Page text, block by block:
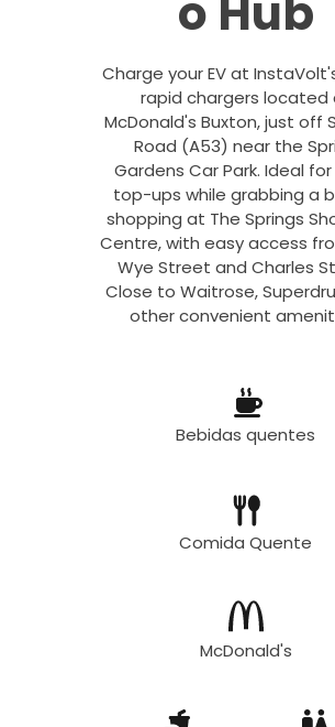
o Hub
Charge your EV at
rapid chargers located
McDonald's Buxton, just off
Road (A53) near the
Gardens Car Park. Ideal
top-ups while grabbing a
shopping at The Springs
Centre, with easy access
Wye Street and Charles
Close to Waitrose,
other convenient
Bebidas quentes
Comida Quente
McDonald's